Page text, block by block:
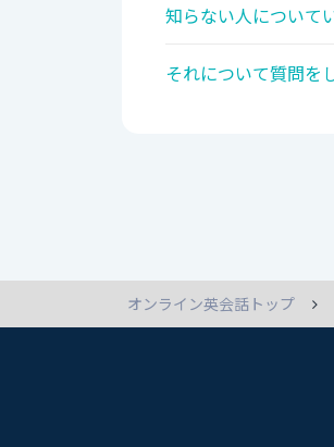
知らない人について
それについて質問を
オンライン英会話トップ